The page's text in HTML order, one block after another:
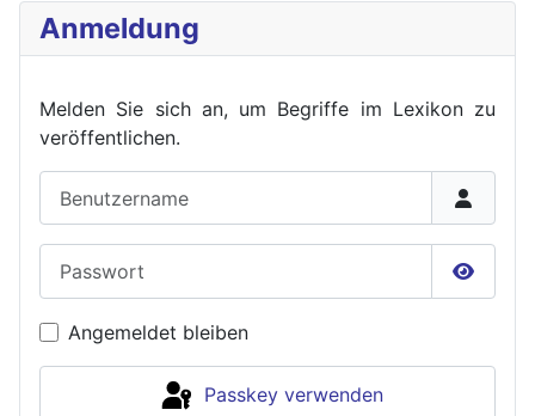
Anmeldung
Melden Sie sich an, um Begriffe im Lexikon zu
veröffentlichen.
Angemeldet bleiben
Passkey verwenden